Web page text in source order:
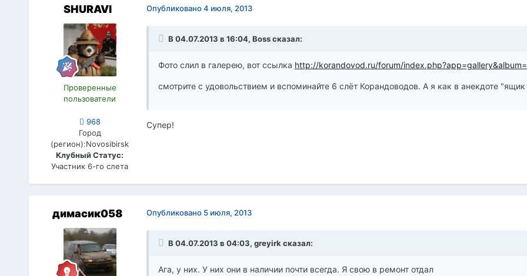
SHURAVI
Проверенные
пользователи
968
Город
(регион):Novosibirsk
Клубный Статус:
Участник 6-го слета
Опубликовано4 июля, 2013
В 04.07.2013 в 16:04, Boss сказал:
Фото слил в галерею, вот ссылка http://korandovod.ru/forum/
смотрите с удовольствием и вспоминайте 6 слёт Корандоводов. А я как в анекдоте
Супер!
димасик058 Опубликовано 5 июля, 2013
В 04.07.2013 в 04:03, greyirk сказал:
Ага, у них. У них они в наличии почти всегда. Я свою в ремонт отдал